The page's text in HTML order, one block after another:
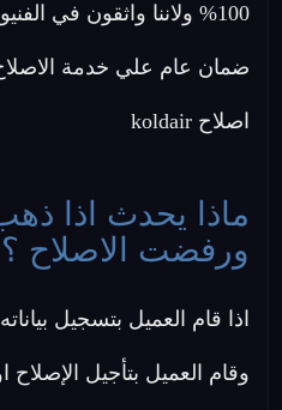
100% ولاننا واثقون في
ضمان عام علي خدمة
اصلاح koldair
ماذا يحدث اذا
ورفضت الاصلاح ؟
اذا قام العميل بتسجيل
وقام العميل بتأجيل